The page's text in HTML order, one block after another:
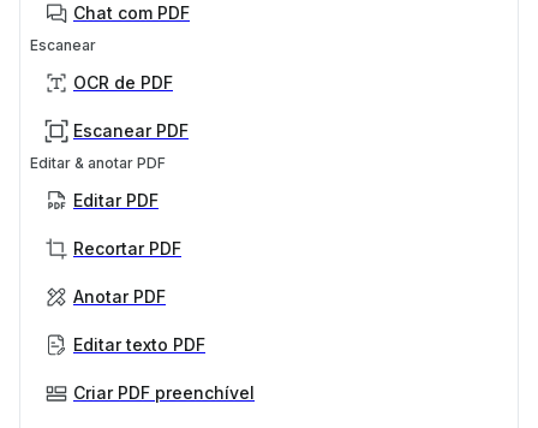
Chat com PDF
Escanear
OCR de PDF
Escanear PDF
Editar & anotar PDF
Editar PDF
Recortar PDF
Anotar PDF
Editar texto PDF
Criar PDF preenchível